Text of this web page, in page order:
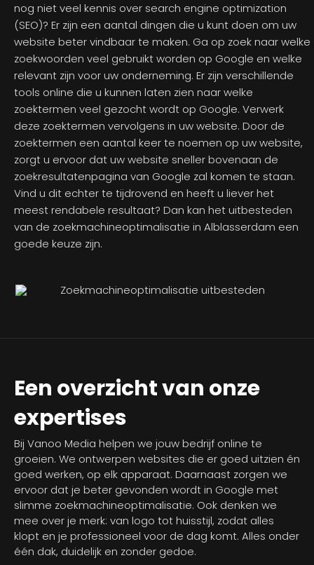
nog niet veel kennis over search engine optimization
(SEO)? Er zijn een aantal dingen die u kunt doen om uw
website beter vindbaar te maken. Ga op zoek naar welke
zoekwoorden veel gebruikt worden op Google en welke
relevant zijn voor uw onderneming. Er zijn verschillende
tools online die u kunnen laten zien naar welke
zoektermen veel gezocht wordt op Google. Verwerk
deze zoektermen vervolgens in uw website. Door de
zoektermen een aantal keer te noemen op uw website,
zorgt u ervoor dat uw website sneller bovenaan de
zoekresultatenpagina van Google zal komen te staan.
Vind u dit echter te tijdrovend en heeft u liever het
meest rendabele resultaat? Dan kan het uitbesteden
van de zoekmachineoptimalisatie in Alblasserdam een
goede keuze zijn.
Een overzicht van onze
expertises
Bij Vanoo Media helpen we jouw bedrijf online te
groeien. We ontwerpen websites die er goed uitzien én
goed werken, op elk apparaat. Daarnaast zorgen we
ervoor dat je beter gevonden wordt in Google met
slimme zoekmachineoptimalisatie. Ook denken we
mee over je merk: van logo tot huisstijl, zodat alles
klopt en je professioneel voor de dag komt. Alles onder
één dak, duidelijk en zonder gedoe.